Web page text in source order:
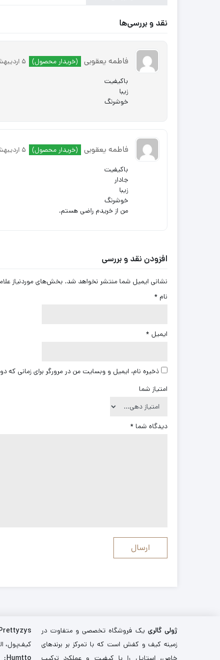
نقد و بررسی‌ها
فاطمه یعقوبی (خریدار محصول)
5 اردیبهشت 1401
باکیفیت
زیبا
خوشرنگ
فاطمه یعقوبی (خریدار محصول)
5 اردیبهشت 1401
باکیفیت
جادار
زیبا
خوشرنگ
من از خریدم راضی هستم.
افزودن نقد و بررسی
نشانی ایمیل شما منتشر نخواهد شد. بخش‌های موردنیاز
نام *
ایمیل *
ذخیره نام، ایمیل و وبسایت من در مرورگر برای زمانی که
امتیاز شما
دیدگاه شما *
ژولی گالری یک فروشگاه تخصصی و متفاوت در
زمینه کیف و کفش است که با تمرکز بر برندهای
خاص، استایل را با کیفیت و عملکرد ترکیب
کیف‌پول،
Humtto
: